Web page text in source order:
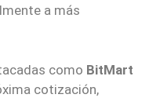
a más
como BitMart
cotización,